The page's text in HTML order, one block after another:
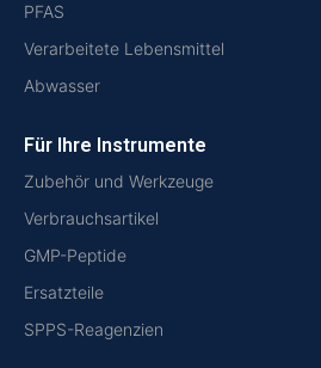
PFAS
Verarbeitete Lebensmittel
Abwasser
Für Ihre Instrumente
Zubehör und Werkzeuge
Verbrauchsartikel
GMP-Peptide
Ersatzteile
SPPS-Reagenzien